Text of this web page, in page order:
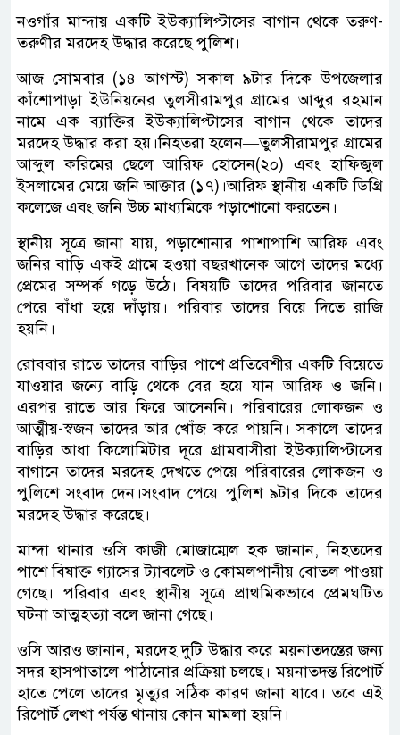
নওগাঁর মান্দায় একটি ইউক্যালিপ্টাসের বাগান থেকে তরুণ-
তরুণীর মরদেহ উদ্ধার করেছে পুলিশ।
আজ সোমবার (১৪ আগস্ট) সকাল ৯টার দিকে উপজেলার
কাঁশোপাড়া ইউনিয়নের তুলসীরামপুর গ্রামের আব্দুর রহমান
নামে এক ব্যাক্তির ইউক্যালিপ্টাসের বাগান থেকে তাদের
মরদেহ উদ্ধার করা হয়।নিহতরা হলেন—তুলসীরামপুর গ্রামের
আব্দুল করিমের ছেলে আরিফ হোসেন(২০) এবং হাফিজুল
ইসলামের মেয়ে জনি আক্তার (১৭)।আরিফ স্থানীয় একটি ডিগ্রি
কলেজে এবং জনি উচ্চ মাধ্যমিকে পড়াশোনো করতেন।
স্থানীয় সূত্রে জানা যায়, পড়াশোনার পাশাপাশি আরিফ এবং
জনির বাড়ি একই গ্রামে হওয়া বছরখানেক আগে তাদের মধ্যে
প্রেমের সম্পর্ক গড়ে উঠে। বিষয়টি তাদের পরিবার জানতে
পেরে বাঁধা হয়ে দাঁড়ায়। পরিবার তাদের বিয়ে দিতে রাজি
হয়নি।
রোববার রাতে তাদের বাড়ির পাশে প্রতিবেশীর একটি বিয়েতে
যাওয়ার জন্যে বাড়ি থেকে বের হয়ে যান আরিফ ও জনি।
এরপর রাতে আর ফিরে আসেননি। পরিবারের লোকজন ও
আত্মীয়-স্বজন তাদের আর খোঁজ করে পায়নি। সকালে তাদের
বাড়ির আধা কিলোমিটার দূরে গ্রামবাসীরা ইউক্যালিপ্টাসের
বাগানে তাদের মরদেহ দেখতে পেয়ে পরিবারের লোকজন ও
পুলিশে সংবাদ দেন।সংবাদ পেয়ে পুলিশ ৯টার দিকে তাদের
মরদেহ উদ্ধার করেছে।
মান্দা থানার ওসি কাজী মোজাম্মেল হক জানান, নিহতদের
পাশে বিষাক্ত গ্যাসের ট্যাবলেট ও কোমলপানীয় বোতল পাওয়া
গেছে। পরিবার এবং স্থানীয় সূত্রে প্রাথমিকভাবে প্রেমঘটিত
ঘটনা আত্মহত্যা বলে জানা গেছে।
ওসি আরও জানান, মরদেহ দুটি উদ্ধার করে ময়নাতদন্তের জন্য
সদর হাসপাতালে পাঠানোর প্রক্রিয়া চলছে। ময়নাতদন্ত রিপোর্ট
হাতে পেলে তাদের মৃত্যুর সঠিক কারণ জানা যাবে। তবে এই
রিপোর্ট লেখা পর্যন্ত থানায় কোন মামলা হয়নি।